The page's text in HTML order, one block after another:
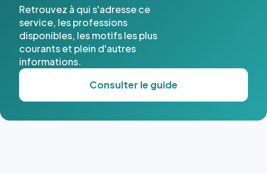
Retrouvez à qui s'adresse ce
service, les professions
disponibles, les motifs les plus
courants et plein d'autres
informations.
Consulter le guide